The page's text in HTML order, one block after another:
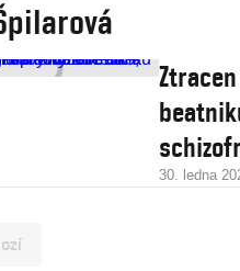
30. ledna